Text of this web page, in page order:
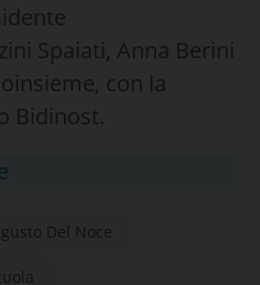
Spaiati, Anna Berini
con la
Bidinost.
Del Noce